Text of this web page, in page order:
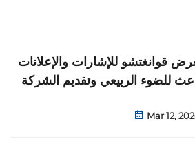
قوانغتشو للإشارات والإعلانات
للضوء الربيعي وتقديم الشركة
Mar 12,